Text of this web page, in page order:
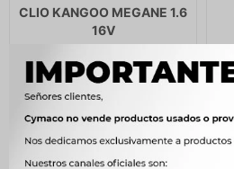
CLIO KANGOO MEGANE 1.6
16V
$ 4.080